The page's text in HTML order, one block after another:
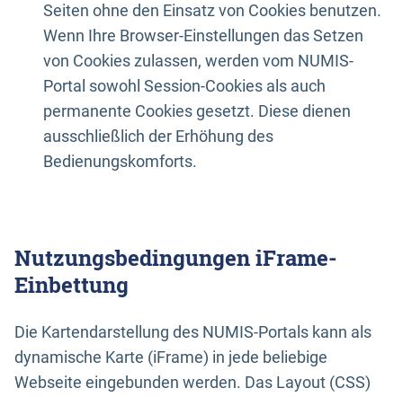
Seiten ohne den Einsatz von Cookies benutzen.
Wenn Ihre Browser-Einstellungen das Setzen
von Cookies zulassen, werden vom NUMIS-
Portal sowohl Session-Cookies als auch
permanente Cookies gesetzt. Diese dienen
ausschließlich der Erhöhung des
Bedienungskomforts.
Nutzungsbedingungen iFrame-
Einbettung
Die Kartendarstellung des NUMIS-Portals kann als
dynamische Karte (iFrame) in jede beliebige
Webseite eingebunden werden. Das Layout (CSS)